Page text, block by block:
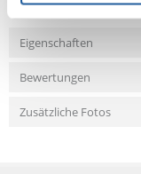
Eigenschaften
Bewertungen
Zusätzliche Fotos